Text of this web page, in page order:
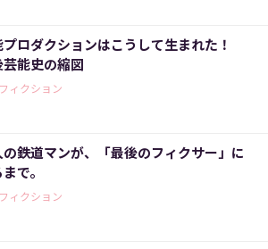
プロダクションはこうして生まれた！
能史の縮図
ィクション
の鉄道マンが、「最後のフィクサー」に
で。
ィクション